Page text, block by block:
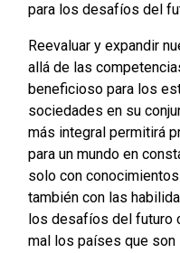
para los desafíos del
Reevaluar y expandir
allá de las
beneficioso para los
sociedades en su
más integral permitirá
para un mundo en
solo con
también con las
los desafíos del futuro
mal los países que